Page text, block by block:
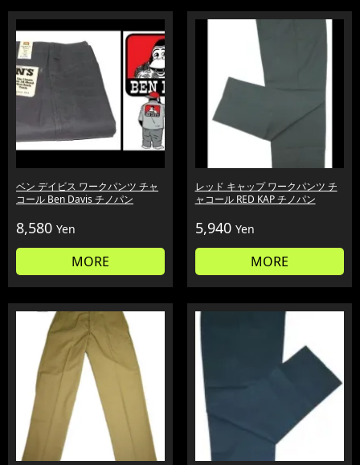
ベン デイビス ワークパンツ チャ
コール Ben Davis チノパン
8,580 Yen
MORE
レッド キャップ ワークパンツ チ
ャコール RED KAP チノパン
5,940 Yen
MORE